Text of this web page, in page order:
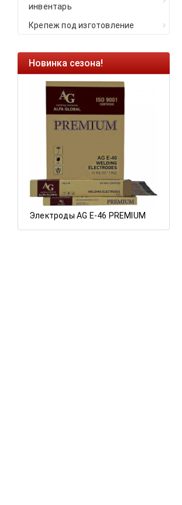
инвентарь
Крепеж под изготовление
Новинка сезона!
Электроды AG E-46 PREMIUM